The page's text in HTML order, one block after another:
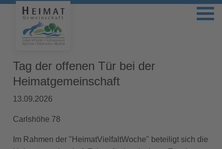
Tag der offenen Tür bei der
Heimatgemeinschaft
13.09.2026
Carlshöhe 78
Im Rahmen der "HeimatVielfaltWoche" beteiligt sich die